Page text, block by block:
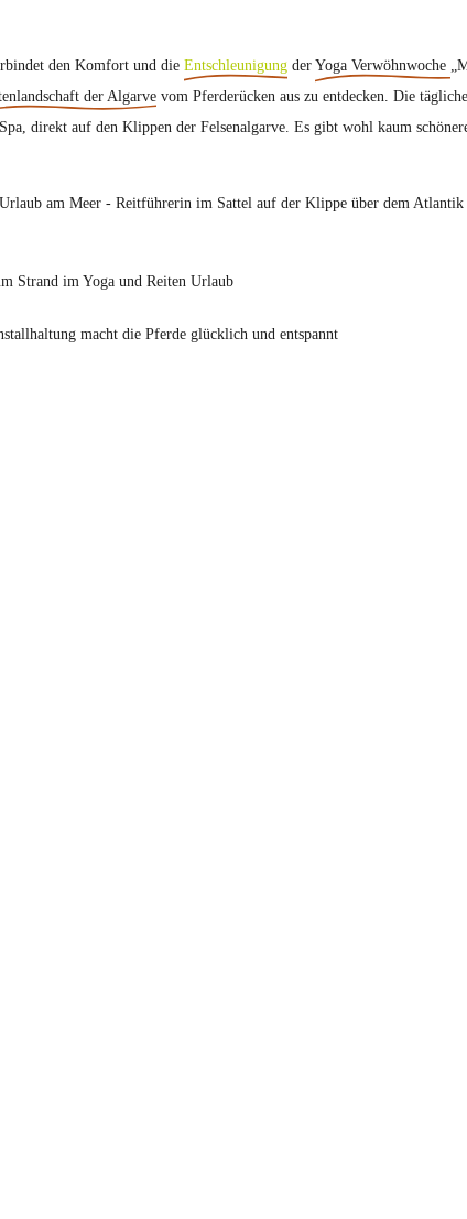
den Komfort und dieEntschleunigung derYoga Verwöhnwoche
der Algarve vom Pferderücken aus zu entdecken. Die
direkt auf den Klippen der Felsenalgarve. Es gibt wohl kaum